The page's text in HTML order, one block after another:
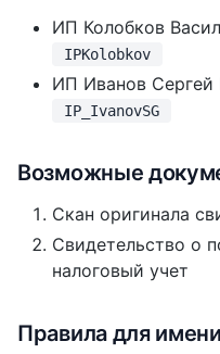
ИП Колобков
IPKolobkov
ИП Иванов Сергей
IP_IvanovSG
Возможные
Скан оригинала
Свидетельство о
налоговый учет
Правила для имени